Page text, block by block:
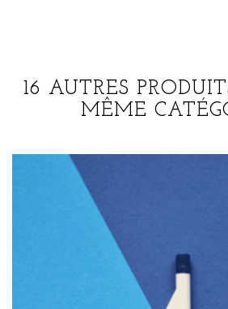
16 AUTRES
MÊME